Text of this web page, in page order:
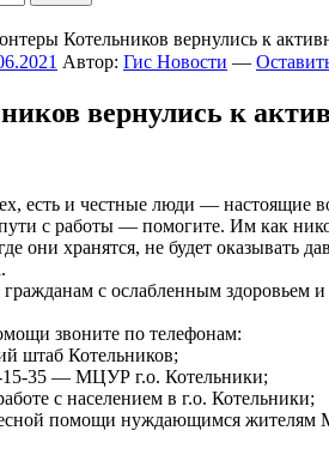
Котельников вернулись к
Автор: Гис Новости —
вернулись к
есть и честные люди — настоящие
с работы — помогите. Им как
они хранятся, не будет оказывать
с ослабленным
звоните по телефонам:
штаб Котельников;
15-35 — МЦУР г.о. Котельники;
с населением в г.о. Котельники;
помощи нуждающимся жителям